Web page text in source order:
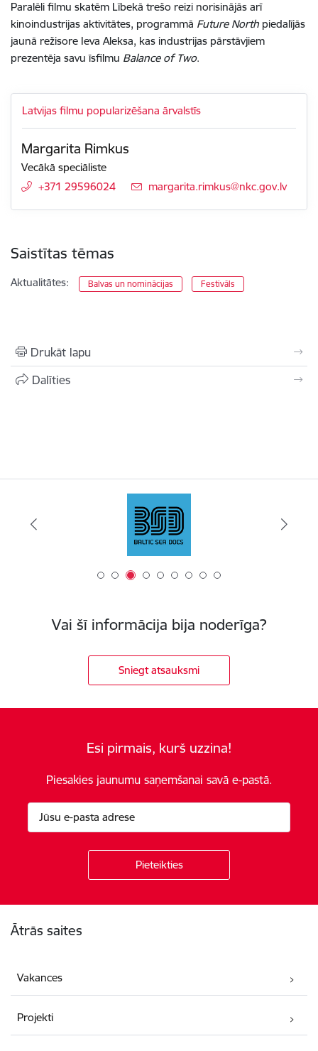
Paralēli filmu skatēm Lībekā trešo reizi norisinājās arī
kinoindustrijas aktivitātes, programmā Future Northpiedalījās
jaunā režisore Ieva Aleksa, kas industrijas pārstāvjiem
prezentēja savu īsfilmu Balance of Two.
Latvijas filmu popularizēšana ārvalstīs
Margarita Rimkus
Vecākā speciāliste
+371 29596024
E-pasts:
margarita.rimkus@nkc.gov.lv
Saistītas tēmas
Aktualitātes: Balvas un nominācijas Festivāls
Drukāt lapu
Dalīties
Vai šī informācija bija noderīga?
Sniegt atsauksmi
Esi pirmais, kurš uzzina!
Piesakies jaunumu saņemšanai savā e-pastā.
Ātrās saites
Vakances
Projekti